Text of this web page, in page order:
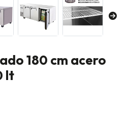
180 cm acero
lt